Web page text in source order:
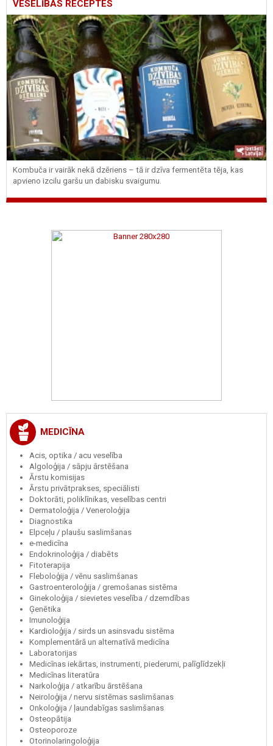
VESELĪBAS RECEPTES
Kombuča ir vairāk nekā dzēriens – tā ir dzīva fermentēta tēja, kas
apvieno izcilu garšu un dabisku svaigumu.
MEDICĪNA
Acis, optika / acu veselība
Algoloģija / sāpju ārstēšana
Ārstu komisijas
Ārstu privātprakses, speciālisti
Doktorāti, poliklīnikas, veselības centri
Dermatoloģija / Veneroloģija
Diagnostika
Elpceļu / plaušu saslimšanas
e-medicīna
Endokrinoloģija / diabēts
Fitoterapija
Fleboloģija / vēnu saslimšanas
Gastroenteroloģija / gremošanas sistēma
Ginekoloģija / sievietes veselība / dzemdības
Ģenētika
Imunoloģija
Kardioloģija / sirds un asinsvadu sistēma
Komplementārā un alternatīvā medicīna
Laboratorijas
Medicīnas iekārtas, instrumenti, piederumi, palīglīdzekļi
Medicīnas literatūra
Narkoloģija / atkarību ārstēšana
Neiroloģija / nervu sistēmas saslimšanas
Onkoloģija / ļaundabīgas saslimšanas
Osteopātija
Osteoporoze
Otorinolaringoloģija